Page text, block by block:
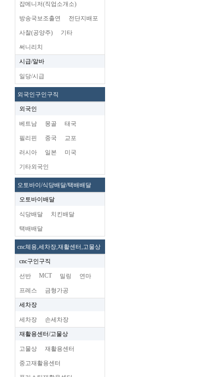
잡메니저(직업소개소)
방송국보조출연 전단지배포
사찰(공양주) 기타
써니리치
시급/알바
일당/시급
외국인구인구직
외국인
베트남 몽골 태국
필리핀 중국 교포
러시아 일본 미국
기타외국인
오토바이/식당배달/택배배달
오토바이배달
식당배달 치킨배달
택배배달
cnc체용,세차장,재활센터,고물상
cnc구인구직
선반 MCT 밀링 연마
프레스 금형가공
세차장
세차장 손세차장
재활용센터/고물상
고물상 재활용센터
중고재활용센터